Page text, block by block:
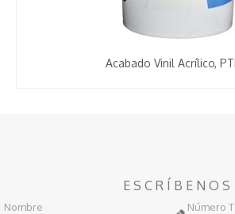
Acabado Vinil Acrílico,
ESCRÍBENOS
Nombre Número